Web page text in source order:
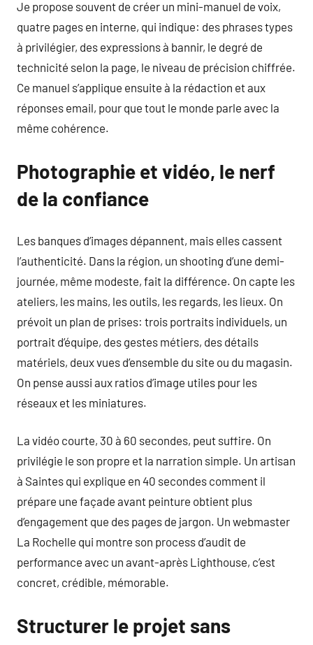
Je propose souvent de créer un mini-manuel de voix,
quatre pages en interne, qui indique: des phrases types
à privilégier, des expressions à bannir, le degré de
technicité selon la page, le niveau de précision chiffrée.
Ce manuel s’applique ensuite à la rédaction et aux
réponses email, pour que tout le monde parle avec la
même cohérence.
Photographie et vidéo, le nerf
de la confiance
Les banques d’images dépannent, mais elles cassent
l’authenticité. Dans la région, un shooting d’une demi-
journée, même modeste, fait la différence. On capte les
ateliers, les mains, les outils, les regards, les lieux. On
prévoit un plan de prises: trois portraits individuels, un
portrait d’équipe, des gestes métiers, des détails
matériels, deux vues d’ensemble du site ou du magasin.
On pense aussi aux ratios d’image utiles pour les
réseaux et les miniatures.
La vidéo courte, 30 à 60 secondes, peut suffire. On
privilégie le son propre et la narration simple. Un artisan
à Saintes qui explique en 40 secondes comment il
prépare une façade avant peinture obtient plus
d’engagement que des pages de jargon. Un webmaster
La Rochelle qui montre son process d’audit de
performance avec un avant-après Lighthouse, c’est
concret, crédible, mémorable.
Structurer le projet sans